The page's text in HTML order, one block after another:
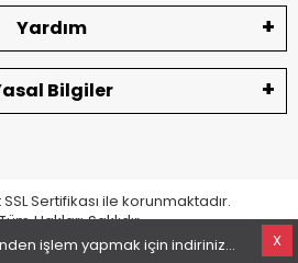
Yardım
Bilgiler
Sertifikası ile korunmaktadır.
Hakları Saklıdır
X
işlem yapmak için indiriniz...